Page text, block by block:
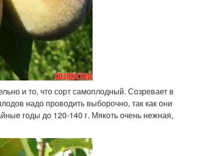
и то, что сорт самоплодный. Созревает в
надо проводить выборочно, так как они
годы до 120-140 г. Мякоть очень нежная,